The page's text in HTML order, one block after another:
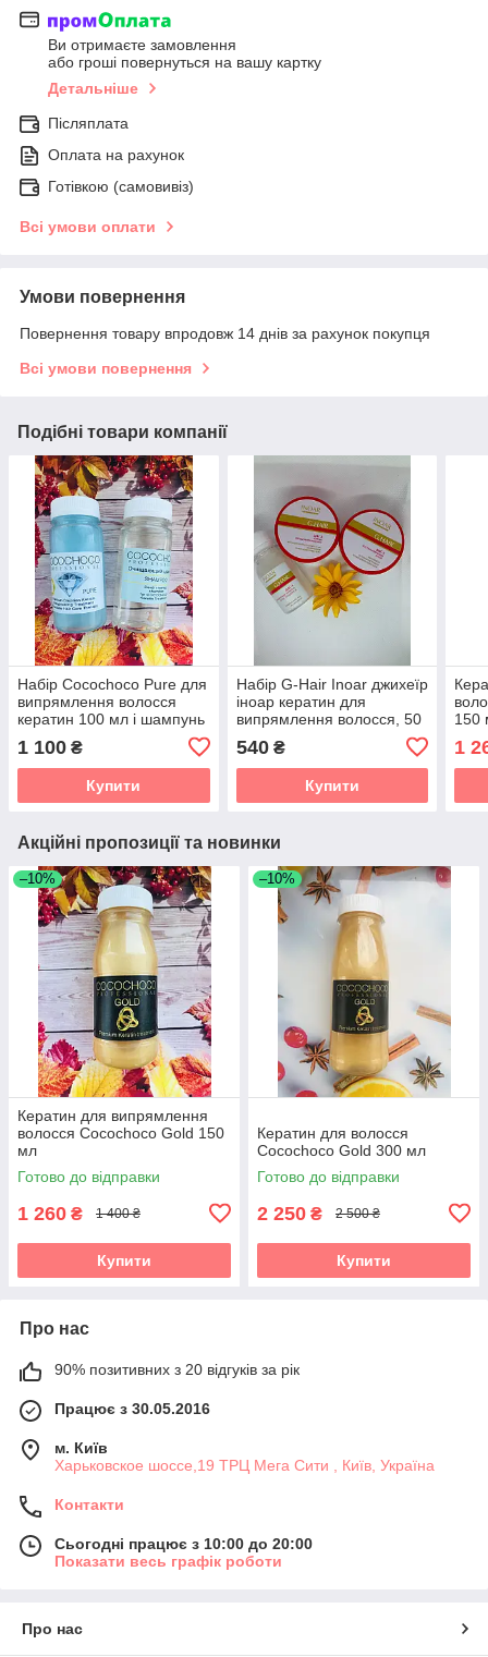
Ви отримаєте замовлення
або гроші повернуться на вашу картку
Детальніше
Післяплата
Оплата на рахунок
Готівкою (самовивіз)
Всі умови оплати
Умови повернення
Повернення товару впродовж 14 днів за рахунок покупця
Всі умови повернення
Подібні товари компанії
Набір Cocochoco Pure для
випрямлення волосся
кератин 100 мл і шампунь
1 100 ₴
Купити
Набір G-Hair Inoar джихеїр
іноар кератин для
випрямлення волосся, 50
540₴
Купити
150
1
Акційні пропозиції та новинки
–10%
Кератин для випрямлення
волосся Cocochoco Gold 150
мл
Готово до відправки
1 260 ₴ 1 400 ₴
Купити
–10%
Кератин для волосся
Cocochoco Gold 300 мл
Готово до відправки
2 250 ₴ 2 500 ₴
Купити
Про нас
90% позитивних з 20 відгуків за рік
Працює з 30.05.2016
м. Київ
Харьковское шоссе,19 ТРЦ Мега Сити , Київ, Україна
Контакти
Сьогодні працює з 10:00 до 20:00
Показати весь графік роботи
Про нас